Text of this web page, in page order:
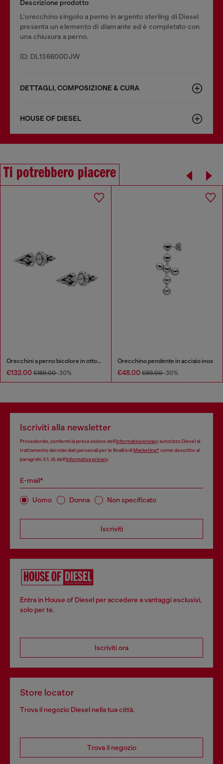
Descrizione prodotto
L'orecchino singolo a perno in argento sterling di Diesel
presenta un elemento di diamante ed è completato con
una chiusura a perno.
ID: DL136600DJW
DETTAGLI, COMPOSIZIONE & CURA
HOUSE OF DIESEL
Ti potrebbero piacere
Orecchini a perno bicolore in ottone
€132.00 €189.00-30%
Orecchino pendente in acciaio inox
€48.00 €69.00-30%
Iscriviti alla newsletter
Procedendo, confermi la presa visione dell’informativa privacyautorizzo Diesel al
trattamento dei miei dati personali per le finalità diMarketing*come descritto al
paragrafo 3.1, d) dell’informativa privacy.
E-mail*
Uomo Donna Non specificato
Iscriviti
Entra in House of Diesel per accedere a vantaggi esclusivi,
solo per te.
Iscriviti ora
Store locator
Trova il negozio Diesel nella tua città.
Trova il negozio